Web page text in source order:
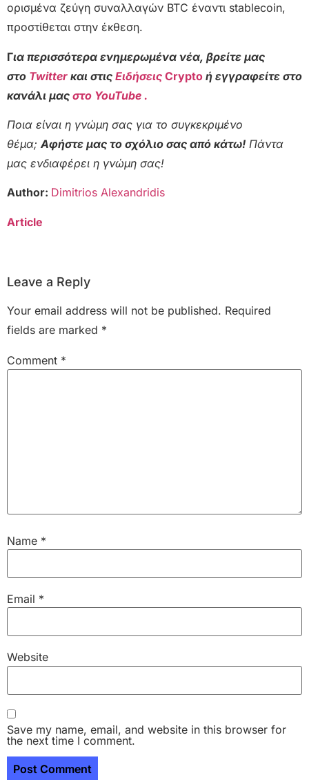
ορισμένα ζεύγη συναλλαγών BTC έναντι stablecoin,
προστίθεται στην έκθεση.
Για περισσότερα ενημερωμένα νέα, βρείτε μας
στο Twitter και στις Ειδήσεις Crypto ή εγγραφείτε στο
κανάλι μας στο YouTube .
Ποια είναι η γνώμη σας για το συγκεκριμένο
θέμα; Αφήστε μας το σχόλιο σας από κάτω! Πάντα
μας ενδιαφέρει η γνώμη σας!
Author: Dimitrios Alexandridis
Article
Leave a Reply
Your email address will not be published. Required
fields are marked *
Comment *
Name *
Email *
Website
Save my name, email, and website in this browser for
the next time I comment.